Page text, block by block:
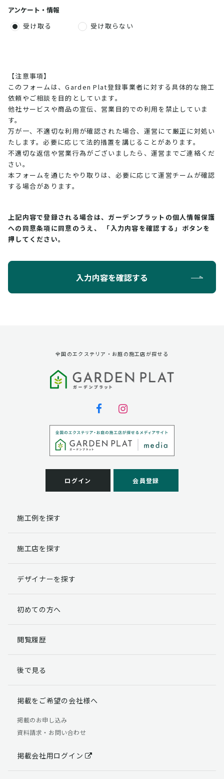
アンケート・情報
受け取る
受け取らない
【注意事項】
このフォームは、Garden Plat登録事業者に対する具体的な施工
依頼やご相談を目的としています。
他社サービスや商品の宣伝、営業目的での利用を禁止していま
す。
万が一、不適切な利用が確認された場合、運営にて厳正に対処い
たします。必要に応じて法的措置を講じることがあります。
不適切な返信や営業行為がございましたら、運営までご連絡くだ
さい。
本フォームを通じたやり取りは、必要に応じて運営チームが確認
する場合があります。
上記内容で登録される場合は、ガーデンプラットの個人情報保護
への同意条項に同意のうえ、
「入力内容を確認する」ボタンを
押してください。
入力内容を確認する
全国のエクステリア・お庭の施工店が探せる
ログイン 会員登録
施工例を探す
施工店を探す
デザイナーを探す
初めての方へ
閲覧履歴
後で見る
掲載をご希望の会社様へ
掲載のお申し込み
資料請求・お問い合わせ
掲載会社用ログイン